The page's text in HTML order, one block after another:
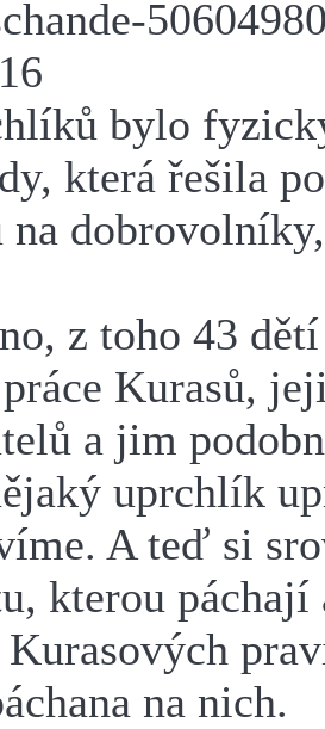
bylo
která řešila
na
z toho 43 dětí
Kurasů,
a jim
uprchlík
A teď si
kterou páchají
na nich.